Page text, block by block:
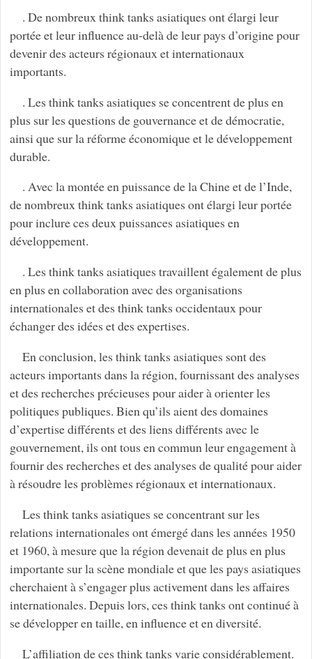
. De nombreux think tanks asiatiques ont élargi leur
portée et leur influence au-delà de leur pays d’origine pour
devenir des acteurs régionaux et internationaux
importants.
. Les think tanks asiatiques se concentrent de plus en
plus sur les questions de gouvernance et de démocratie,
ainsi que sur la réforme économique et le développement
durable.
. Avec la montée en puissance de la Chine et de l’Inde,
de nombreux think tanks asiatiques ont élargi leur portée
pour inclure ces deux puissances asiatiques en
développement.
. Les think tanks asiatiques travaillent également de plus
en plus en collaboration avec des organisations
internationales et des think tanks occidentaux pour
échanger des idées et des expertises.
En conclusion, les think tanks asiatiques sont des
acteurs importants dans la région, fournissant des analyses
et des recherches précieuses pour aider à orienter les
politiques publiques. Bien qu’ils aient des domaines
d’expertise différents et des liens différents avec le
gouvernement, ils ont tous en commun leur engagement à
fournir des recherches et des analyses de qualité pour aider
à résoudre les problèmes régionaux et internationaux.
Les think tanks asiatiques se concentrant sur les
relations internationales ont émergé dans les années 1950
et 1960, à mesure que la région devenait de plus en plus
importante sur la scène mondiale et que les pays asiatiques
cherchaient à s’engager plus activement dans les affaires
internationales. Depuis lors, ces think tanks ont continué à
se développer en taille, en influence et en diversité.
L’affiliation de ces think tanks varie considérablement.